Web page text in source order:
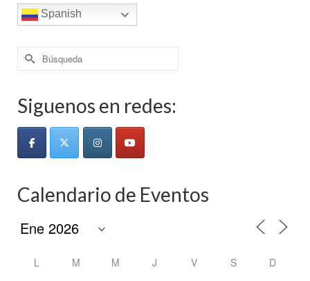
Spanish
Buscar
por:
Siguenos en redes:
Calendario de Eventos
L M M J V S D